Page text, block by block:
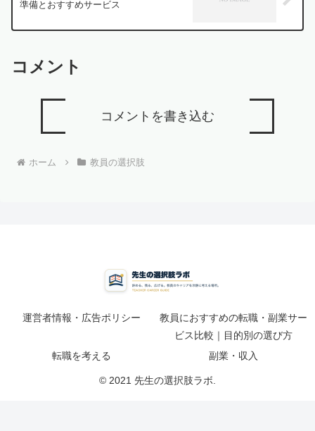
準備とおすすめサービス
コメント
コメントを書き込む
ホーム 教員の選択肢
運営者情報・広告ポリシー
教員におすすめの転職・副業サー
ビス比較｜目的別の選び方
転職を考える
副業・収入
© 2021 先生の選択肢ラボ.